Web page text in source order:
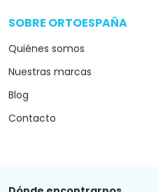
SOBRE ORTOESPAÑA
Quiénes somos
Nuestras marcas
Blog
Contacto